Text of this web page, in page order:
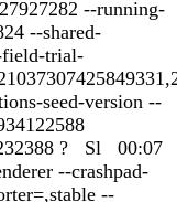
--running-
--shared-
field-trial-
seed-version --
? Sl 00:07
--crashpad-
--